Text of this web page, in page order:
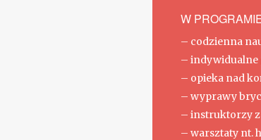
W
– codzienna
– indywidualne
– opieka nad
– wyprawy
– instruktorzy
– warsztaty nt.